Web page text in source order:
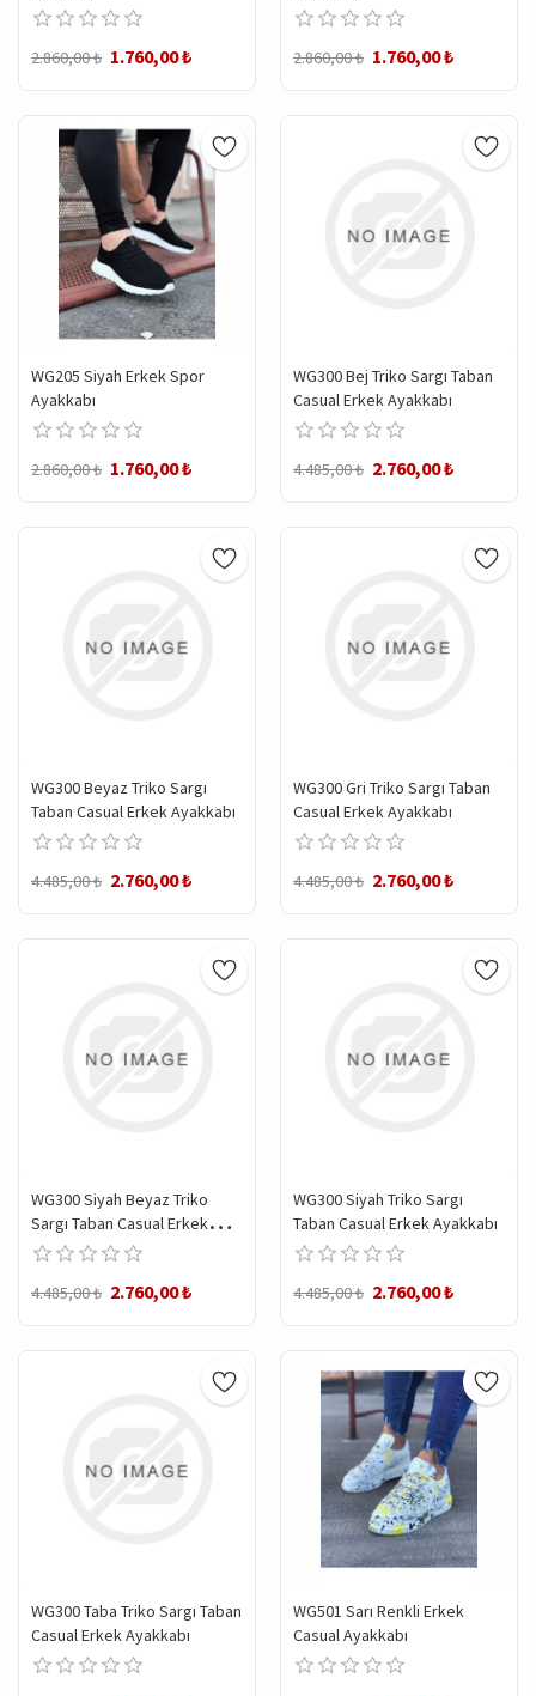
2.860,00 ₺ 1.760,00 ₺ 2.860,00 ₺ 1.760,00 ₺
WG205 Siyah Erkek Spor
Ayakkabı
2.860,00 ₺ 1.760,00 ₺
WG300 Bej Triko Sargı Taban
Casual Erkek Ayakkabı
4.485,00 ₺ 2.760,00 ₺
WG300 Beyaz Triko Sargı
Taban Casual Erkek Ayakkabı
4.485,00 ₺ 2.760,00 ₺
WG300 Gri Triko Sargı Taban
Casual Erkek Ayakkabı
4.485,00 ₺ 2.760,00 ₺
WG300 Siyah Beyaz Triko
Sargı Taban Casual Erkek
Ayakkabı
4.485,00 ₺ 2.760,00 ₺
WG300 Siyah Triko Sargı
Taban Casual Erkek Ayakkabı
4.485,00 ₺ 2.760,00 ₺
WG300 Taba Triko Sargı Taban
Casual Erkek Ayakkabı
WG501 Sarı Renkli Erkek
Casual Ayakkabı